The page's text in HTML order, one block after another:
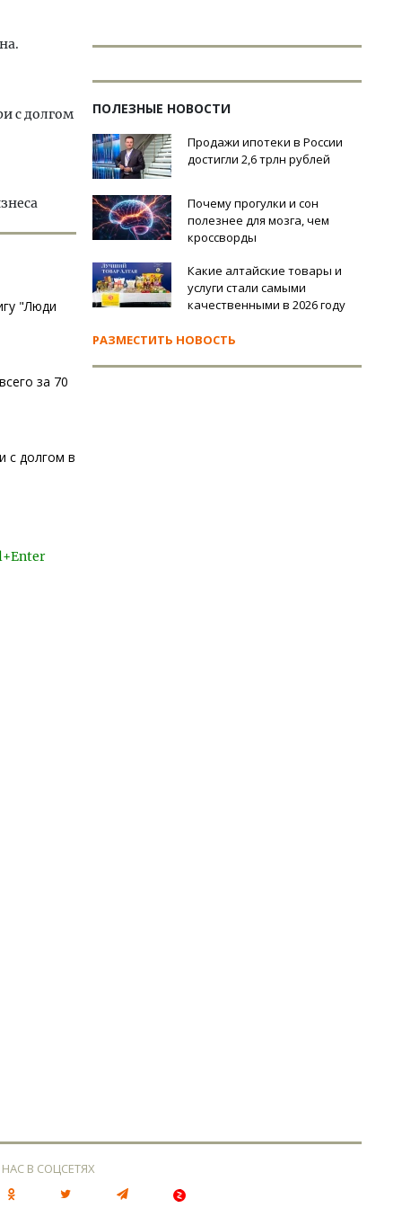
с долгом
"Люди
за 70
с долгом в
ПОЛЕЗНЫЕ НОВОСТИ
Продажи ипотеки в России
достигли 2,6 трлн рублей
Почему прогулки и сон
полезнее для мозга, чем
кроссворды
Какие алтайские товары и
услуги стали самыми
качественными в 2026 году
РАЗМЕСТИТЬ НОВОСТЬ
В СОЦСЕТЯХ